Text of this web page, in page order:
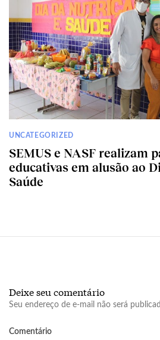
UNCATEGORIZED
SEMUS e NASF realizam
educativas em alusão ao
Saúde
Deixe seu comentário
Seu endereço de e-mail não será
Comentário